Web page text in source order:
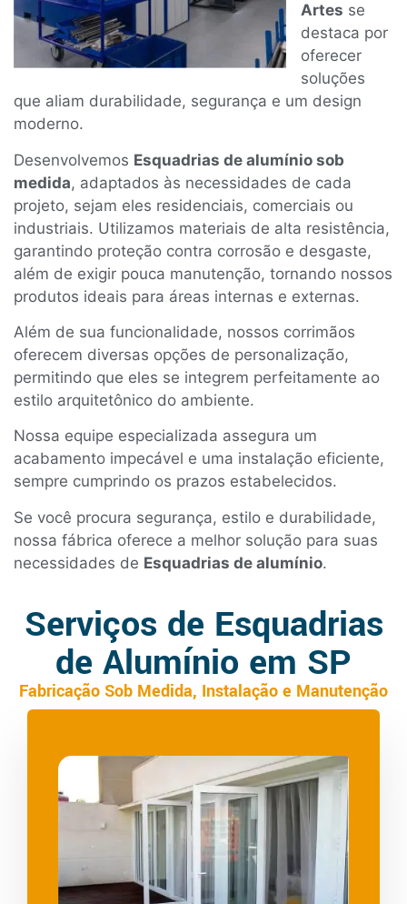
Artes se
destaca por
oferecer
soluções
que aliam durabilidade, segurança e um design
moderno.
Desenvolvemos Esquadrias de alumínio sob
medida, adaptados às necessidades de cada
projeto, sejam eles residenciais, comerciais ou
industriais. Utilizamos materiais de alta resistência,
garantindo proteção contra corrosão e desgaste,
além de exigir pouca manutenção, tornando nossos
produtos ideais para áreas internas e externas.
Além de sua funcionalidade, nossos corrimãos
oferecem diversas opções de personalização,
permitindo que eles se integrem perfeitamente ao
estilo arquitetônico do ambiente.
Nossa equipe especializada assegura um
acabamento impecável e uma instalação eficiente,
sempre cumprindo os prazos estabelecidos.
Se você procura segurança, estilo e durabilidade,
nossa fábrica oferece a melhor solução para suas
necessidades de Esquadrias de alumínio.
Serviços de Esquadrias
de Alumínio em SP
Fabricação Sob Medida, Instalação e Manutenção